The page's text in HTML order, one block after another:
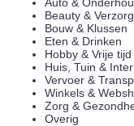
Beauty &
Bouw & Klussen
Eten & Drinken
Hobby & Vrije tijd
Huis, Tuin &
Vervoer &
Winkels &
Zorg &
Overig